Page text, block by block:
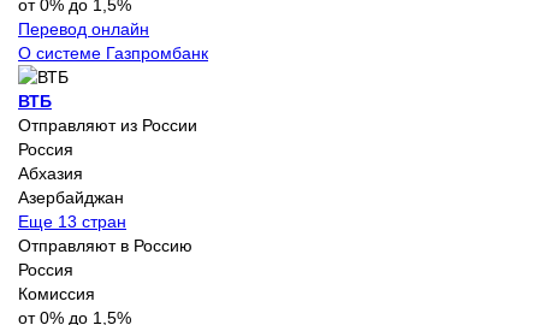
от 0% до 1,5%
Перевод онлайн
О системе Газпромбанк
ВТБ
Отправляют из России
Россия
Абхазия
Азербайджан
Еще 13 стран
Отправляют в Россию
Россия
Комиссия
от 0% до 1,5%